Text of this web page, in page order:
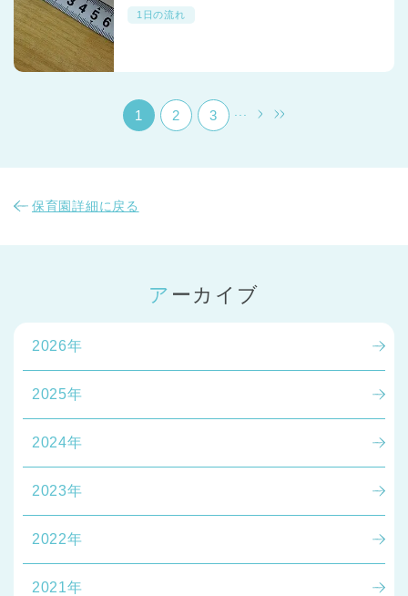
1日の流れ
1 2 3
保育園詳細に戻る
アーカイブ
2026年
2025年
2024年
2023年
2022年
2021年